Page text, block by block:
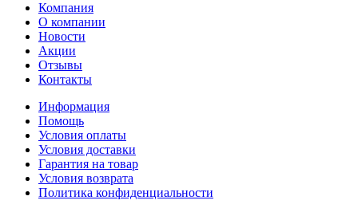
Компания
О компании
Новости
Акции
Отзывы
Контакты
Информация
Помощь
Условия оплаты
Условия доставки
Гарантия на товар
Условия возврата
Политика конфиденциальности